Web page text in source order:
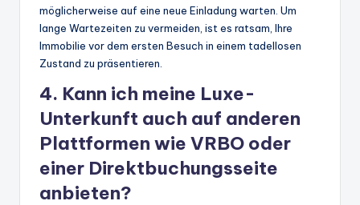
möglicherweise auf eine neue Einladung warten. Um
lange Wartezeiten zu vermeiden, ist es ratsam, Ihre
Immobilie vor dem ersten Besuch in einem tadellosen
Zustand zu präsentieren.
4. Kann ich meine Luxe-
Unterkunft auch auf anderen
Plattformen wie VRBO oder
einer Direktbuchungsseite
anbieten?